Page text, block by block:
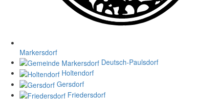
Markersdorf
Deutsch-Paulsdorf
Holtendorf
Gersdorf
Friedersdorf